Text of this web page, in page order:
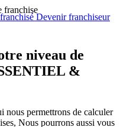
Devenir franchiseur
franchise
niveau de
&
nous permettrons de calculer
Nous pourrons aussi vous